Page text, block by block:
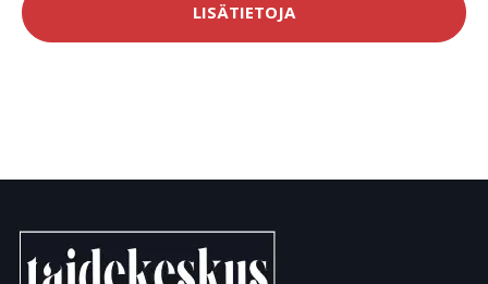
LISÄTIETOJA